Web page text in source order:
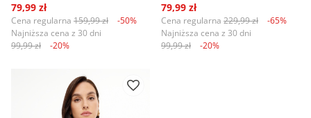
79,99 zł
Cena regularna 159,99 zł
-50%
Najniższa cena z 30 dni
99,99 zł
-20%
79,99 zł
Cena regularna 229,99 zł
-65%
Najniższa cena z 30 dni
99,99 zł
-20%